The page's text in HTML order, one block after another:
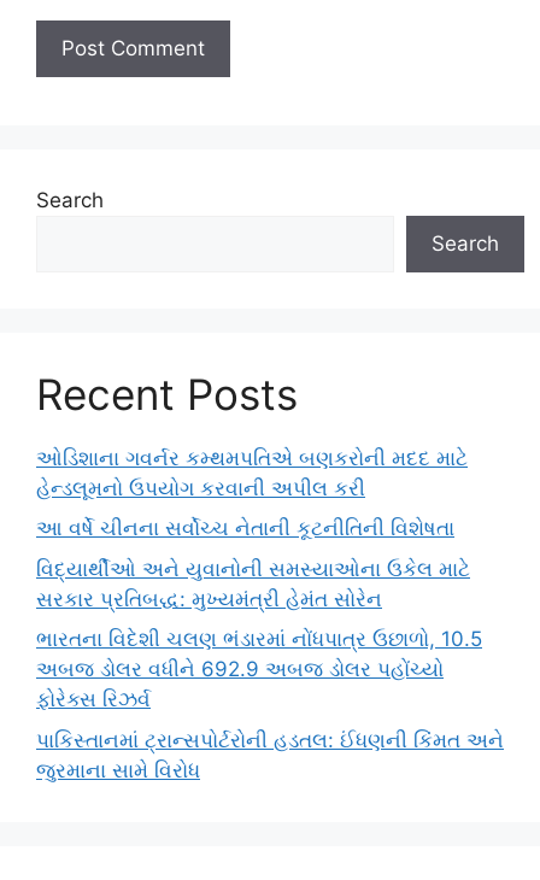
Search
Search
Recent Posts
ઓડિશાના ગવર્નર કમ્થમપતિએ બણકરોની મદદ માટે
હેન્ડલૂમનો ઉપયોગ કરવાની અપીલ કરી
આ વર્ષે ચીનના સર્વોચ્ચ નેતાની કૂટનીતિની વિશેષતા
વિદ્યાર્થીઓ અને યુવાનોની સમસ્યાઓના ઉકેલ માટે
સરકાર પ્રતિબદ્ધ: મુખ્યમંત્રી હેમંત સોરેન
ભારતના વિદેશી ચલણ ભંડારમાં નોંધપાત્ર ઉછાળો, 10.5
અબજ ડોલર વધીને 692.9 અબજ ડોલર પહોંચ્યો
ફોરેક્સ રિઝર્વ
પાકિસ્તાનમાં ટ્રાન્સપોર્ટરોની હડતલ: ઈંધણની કિંમત અને
જુરમાના સામે વિરોધ